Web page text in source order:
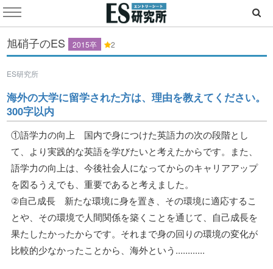
旭硝子のES 2015卒 2
ES研究所
海外の大学に留学された方は、理由を教えてください。
300字以内
①語学力の向上 国内で身につけた英語力の次の段階とし
て、より実践的な英語を学びたいと考えたからです。また、
語学力の向上は、今後社会人になってからのキャリアアップ
を図るうえでも、重要であると考えました。
②自己成長 新たな環境に身を置き、その環境に適応するこ
とや、その環境で人間関係を築くことを通じて、自己成長を
果たしたかったからです。それまで身の回りの環境の変化が
比較的少なかったことから、海外という............